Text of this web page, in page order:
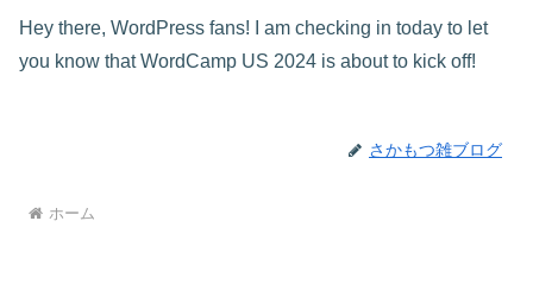
Hey there, WordPress fans! I am checking in today to let
you know that WordCamp US 2024 is about to kick off!
さかもつ雑ブログ
ホーム